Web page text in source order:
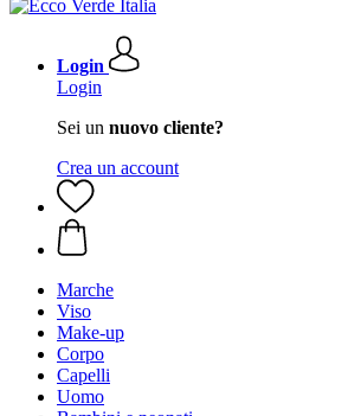
Login
Login
Sei un nuovo cliente?
Crea un account
Marche
Viso
Make-up
Corpo
Capelli
Uomo